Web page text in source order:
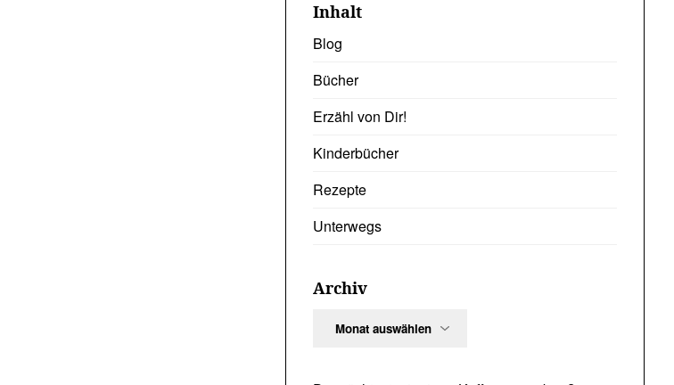
Inhalt
Blog
Bücher
Erzähl von Dir!
Kinderbücher
Rezepte
Unterwegs
Archiv